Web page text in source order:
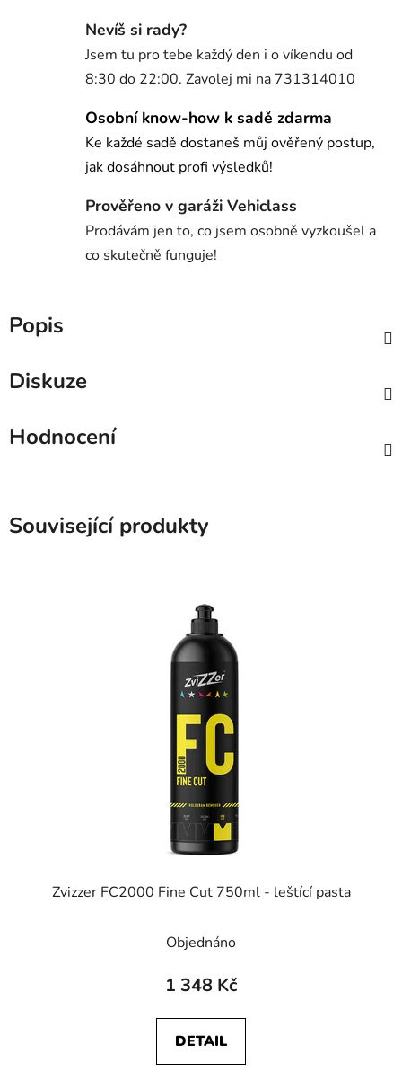
Nevíš si rady?
Jsem tu pro tebe každý den i o víkendu od
8:30 do 22:00. Zavolej mi na 731314010
Osobní know-how k sadě zdarma
Ke každé sadě dostaneš můj ověřený postup,
jak dosáhnout profi výsledků!
Prověřeno v garáži Vehiclass
Prodávám jen to, co jsem osobně vyzkoušel a
co skutečně funguje!
Popis
Diskuze
Hodnocení
Související produkty
Zvizzer FC2000 Fine Cut 750ml - leštící pasta
Objednáno
1 348 Kč
DETAIL